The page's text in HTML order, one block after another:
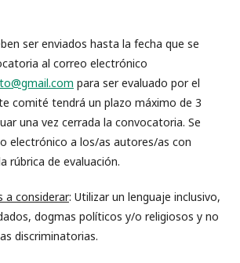
ser enviados hasta la fecha que se
al correo electrónico
para ser evaluado por el
comité tendrá un plazo máximo de 3
una vez cerrada la convocatoria. Se
electrónico a los/as autores/as con
rúbrica de evaluación.
a considerar: Utilizar un lenguaje inclusivo,
dogmas políticos y/o religiosos y no
discriminatorias.